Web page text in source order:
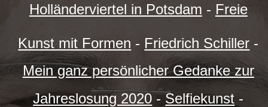
Holländerviertel in Potsdam - Freie
Kunst mit Formen - Friedrich Schiller -
Mein ganz persönlicher Gedanke zur
Jahreslosung 2020 -Selfiekunst -